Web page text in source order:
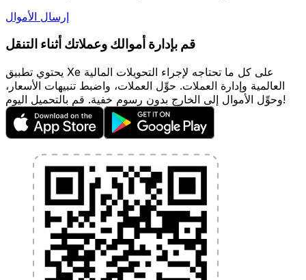
إرسال الأموال
قم بإدارة أموالك وعملاتك أثناء التنقل
يحتوي تطبيق Xe على كل ما تحتاجه لإجراء التحويلات المالية
العالمية وإدارة العملات. حوِّل العملات، واضبط تنبيهات الأسعار،
وحوِّل الأموال إلى الخارج بدون رسوم خفية. قم بالتحميل اليوم!